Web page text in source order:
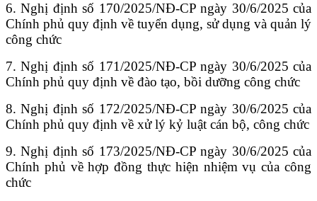
6. Nghị định số 170/2025/NĐ-CP ngày 30/6/2025 của
Chính phủ quy định về tuyển dụng, sử dụng và quản lý
công chức
7. Nghị định số 171/2025/NĐ-CP ngày 30/6/2025 của
Chính phủ quy định về đào tạo, bồi dưỡng công chức
8. Nghị định số 172/2025/NĐ-CP ngày 30/6/2025 của
Chính phủ quy định về xử lý kỷ luật cán bộ, công chức
9. Nghị định số 173/2025/NĐ-CP ngày 30/6/2025 của
Chính phủ về hợp đồng thực hiện nhiệm vụ của công
chức